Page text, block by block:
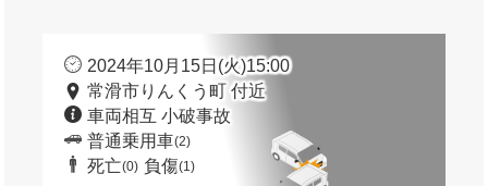
2024年10月15日(火)15:00
常滑市りんくう町 付近
車両相互 小破事故
普通乗用車(2)
死亡(0) 負傷(1)